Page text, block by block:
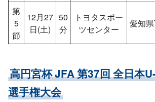
第
5
節
12月27
日(土)
50
分
トヨタスポー
ツセンター
愛知
高円宮杯 JFA 第37回 全日本
選手権大会